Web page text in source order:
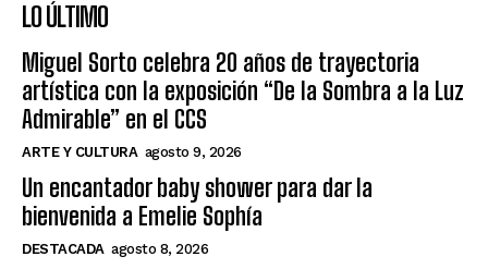
LO ÚLTIMO
Miguel Sorto celebra 20 años de trayectoria
artística con la exposición “De la Sombra a la Luz
Admirable” en el CCS
ARTE Y CULTURA agosto 9, 2026
Un encantador baby shower para dar la
bienvenida a Emelie Sophía
DESTACADA agosto 8, 2026